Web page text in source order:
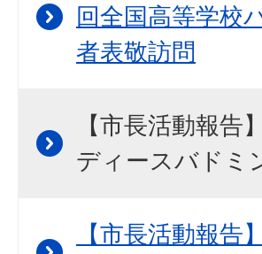
回全国高等学校
者表敬訪問
【市長活動報
ディースバドミ
【市長活動報